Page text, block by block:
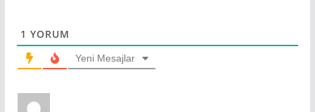
1 YORUM
Yeni Mesajlar